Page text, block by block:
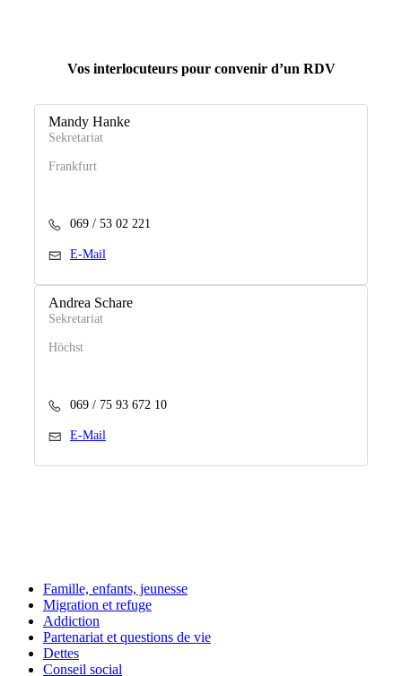
Vos interlocuteurs pour convenir d’un RDV
Mandy Hanke
Sekretariat
Frankfurt
069 / 53 02 221
E-Mail
Andrea Schare
Sekretariat
Höchst
069 / 75 93 672 10
E-Mail
Famille, enfants, jeunesse
Migration et refuge
Addiction
Partenariat et questions de vie
Dettes
Conseil social